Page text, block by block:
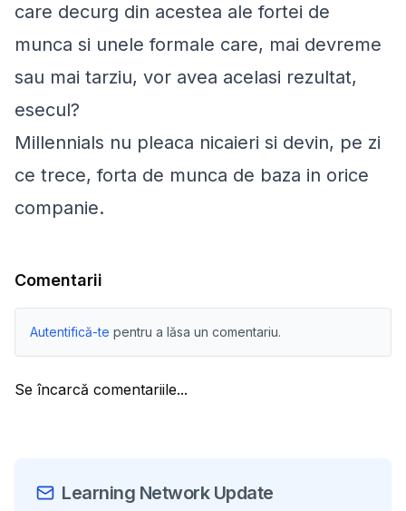
care decurg din acestea ale fortei de
munca si unele formale care, mai devreme
sau mai tarziu, vor avea acelasi rezultat,
esecul?
Millennials nu pleaca nicaieri si devin, pe zi
ce trece, forta de munca de baza in orice
companie.
Comentarii
Autentifică-te pentru a lăsa un comentariu.
Se încarcă comentariile...
Learning Network Update